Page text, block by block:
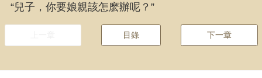
“兒子，你要娘親該怎麽辦呢？”
目錄 下一章